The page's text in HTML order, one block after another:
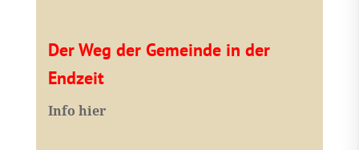
Der Weg der Gemeinde in der
Endzeit
Info hier